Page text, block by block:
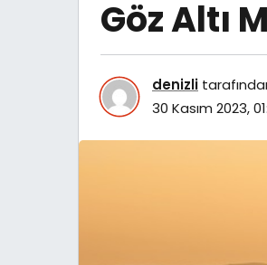
Göz Altı
denizli
30 Kasım 2023,